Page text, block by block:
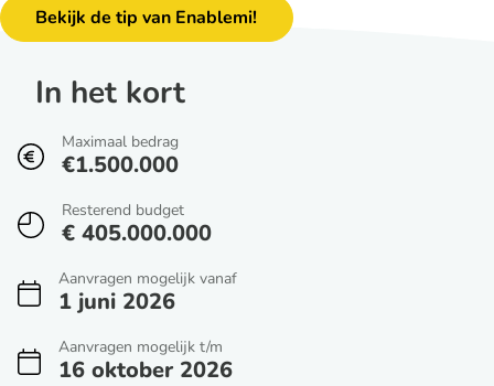
Bekijk de tip van Enablemi!
In het kort
Maximaal bedrag
€1.500.000
Resterend budget
€ 405.000.000
Aanvragen mogelijk vanaf
1 juni 2026
Aanvragen mogelijk t/m
16 oktober 2026